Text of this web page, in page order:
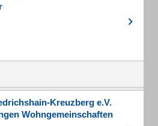
Kreuzberg e.V.
Wohngemeinschaften